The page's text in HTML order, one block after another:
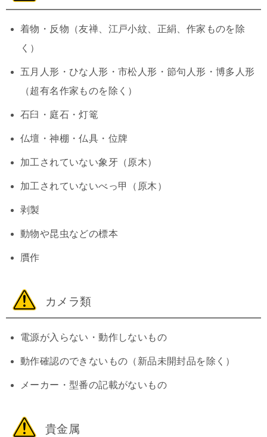
着物・反物（友禅、江戸小紋、正絹、作家ものを除
く）
五月人形・ひな人形・市松人形・節句人形・博多人形
（超有名作家ものを除く）
石臼・庭石・灯篭
仏壇・神棚・仏具・位牌
加工されていない象牙（原木）
加工されていないべっ甲（原木）
剥製
動物や昆虫などの標本
贋作
カメラ類
電源が入らない・動作しないもの
動作確認のできないもの（新品未開封品を除く）
メーカー・型番の記載がないもの
貴金属